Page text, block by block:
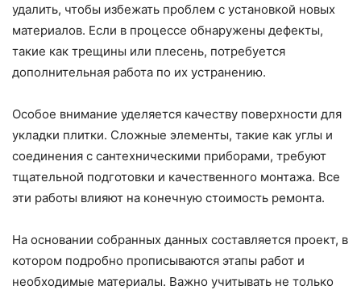
удалить, чтобы избежать проблем с установкой новых
материалов. Если в процессе обнаружены дефекты,
такие как трещины или плесень, потребуется
дополнительная работа по их устранению.
Особое внимание уделяется качеству поверхности для
укладки плитки. Сложные элементы, такие как углы и
соединения с сантехническими приборами, требуют
тщательной подготовки и качественного монтажа. Все
эти работы влияют на конечную стоимость ремонта.
На основании собранных данных составляется проект, в
котором подробно прописываются этапы работ и
необходимые материалы. Важно учитывать не только